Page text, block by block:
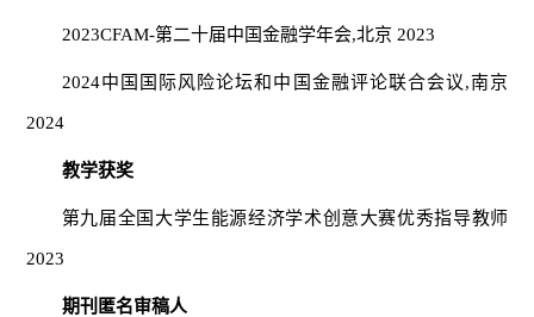
2023CFAM-第二十届中国金融学年会,北京 2023
2024中国国际风险论坛和中国金融评论联合会议,南京
2024
教学获奖
第九届全国大学生能源经济学术创意大赛优秀指导教师
2023
期刊匿名审稿人